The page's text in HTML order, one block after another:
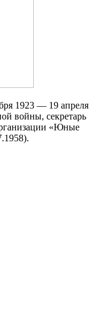
1923 — 19 апреля
войны, секретарь
«Юные